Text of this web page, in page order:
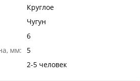
Круглое
Чугун
6
мм:
5
2-5 человек